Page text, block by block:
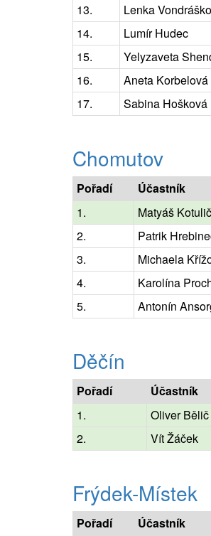
13.
Lenka
14.
Lumír Hudec
15.
Yelyzaveta
16.
Aneta Korbelová
17.
Sabina Hošková
Chomutov
Pořadí Účastník
1.
Matyáš Kotulič
2.
Patrik
3.
Michaela
4.
Karolína
5.
Antonín
Děčín
Pořadí Účastník
1.
Oliver Bělič
2.
Vít Žáček
Frýdek-Místek
Pořadí Účastník